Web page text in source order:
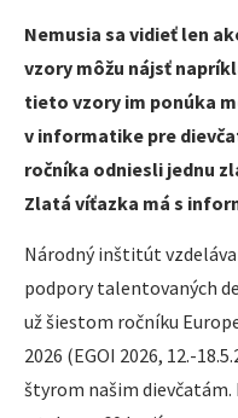
Nemusia sa vidieť len
vzory môžu nájsť
tieto vzory im ponúka
v informatike pre
ročníka odniesli jednu
Zlatá víťazka má s
Národný inštitút
podpory talentovaných
už šiestom ročníku
2026 (EGOI 2026, 12.-
štyrom našim